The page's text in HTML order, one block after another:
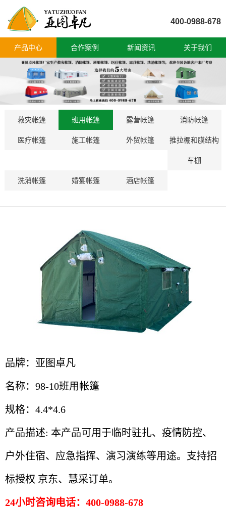
400-0988-678
产品中心 合作案例 新闻资讯 关于我们
救灾帐篷 班用帐篷 露营帐篷 消防帐篷
医疗帐篷 施工帐篷 外贸帐篷 推拉棚和膜结构
车棚
洗消帐篷 婚宴帐篷 酒店帐篷
品牌：亚图卓凡
名称：98-10班用帐篷
规格：4.4*4.6
产品描述: 本产品可用于临时驻扎、疫情防控、
户外住宿、应急指挥、演习演练等用途。 支持招
标授权 京东、慧采订单。
24小时咨询电话：400-0988-678